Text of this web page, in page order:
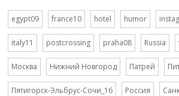
egypt09 france10 hotel humor
italy11 postcrossing praha08 Russia
Москва Нижний Новгород Патрей
Пятигорск-Эльбрус-Сочи_16 Россия